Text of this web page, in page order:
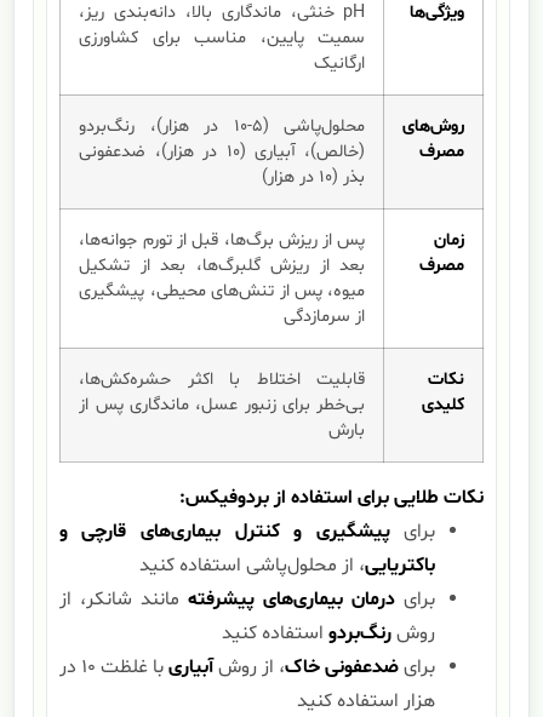
ویژگی‌ها
pH خنثی، ماندگاری بالا، دانه‌بندی ریز،
سمیت پایین، مناسب برای کشاورزی
ارگانیک
روش‌های
مصرف
محلول‌پاشی (۵-۱۰ در هزار)، رنگ‌بردو
(خالص)، آبیاری (۱۰ در هزار)، ضدعفونی
بذر (۱۰ در هزار)
زمان
مصرف
پس از ریزش برگ‌ها، قبل از تورم جوانه‌ها،
بعد از ریزش گلبرگ‌ها، بعد از تشکیل
میوه، پس از تنش‌های محیطی، پیشگیری
از سرمازدگی
نکات
کلیدی
قابلیت اختلاط با اکثر حشره‌کش‌ها،
بی‌خطر برای زنبور عسل، ماندگاری پس از
بارش
نکات طلایی برای استفاده از بردوفیکس:
برایپیشگیری و کنترل بیماری‌های قارچی و
باکتریایی، از محلول‌پاشی استفاده کنید
برای درمان بیماری‌های پیشرفته مانند شانکر، از
روشرنگ‌بردواستفاده کنید
برایضدعفونی خاک، از روشآبیاری
با غلظت ۱۰ در
هزار استفاده کنید